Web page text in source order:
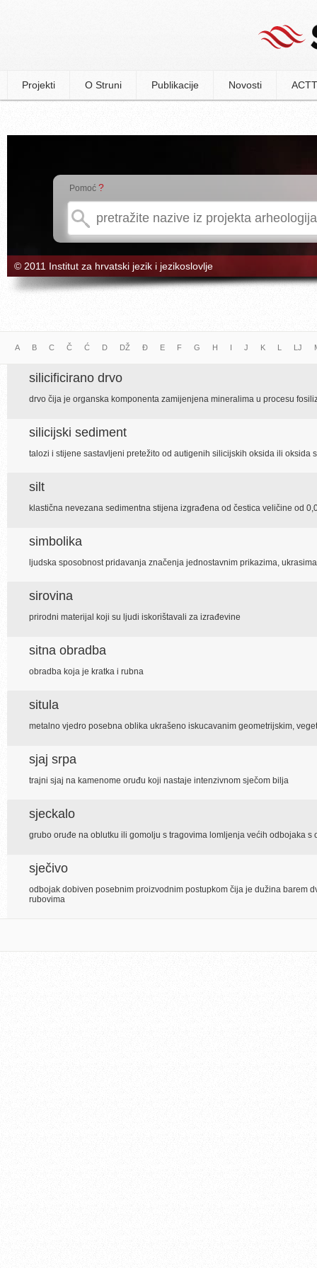
Projekti O Struni Publikacije Novosti
Pomoć ?
© 2011 Institut za hrvatski jezik i jezikoslovlje
A B C Č Ć D DŽ Đ E F G H I J K L LJ
silicificirano drvo
drvo čija je organska komponenta zamijenjena mineralima u procesu
silicijski sediment
talozi i stijene sastavljeni pretežito od autigenih silicijskih oksida ili oksida
silt
klastična nevezana sedimentna stijena izgrađena od čestica veličine od
simbolika
ljudska sposobnost pridavanja značenja jednostavnim prikazima,
sirovina
prirodni materijal koji su ljudi iskorištavali za izrađevine
sitna obradba
obradba koja je kratka i rubna
situla
metalno vjedro posebna oblika ukrašeno iskucavanim geometrijskim,
sjaj srpa
trajni sjaj na kamenome oruđu koji nastaje intenzivnom sječom bilja
sjeckalo
grubo oruđe na oblutku ili gomolju s tragovima lomljenja većih odbojaka s
sječivo
odbojak dobiven posebnim proizvodnim postupkom čija je dužina barem
rubovima